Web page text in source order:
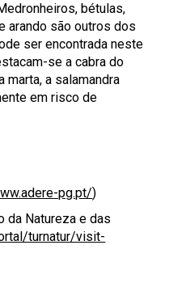
bétulas,
arando são outros dos
ser encontrada neste
se a cabra do
marta, a salamandra
em risco de
pg.pt/)
da Natureza e das
turnatur/visit-